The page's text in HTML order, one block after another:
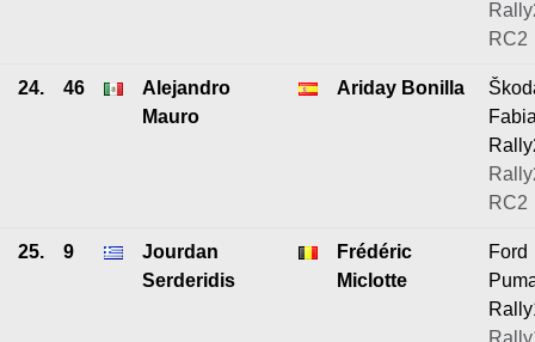
RC2
24. 46
Alejandro
Mauro
Ariday Bonilla
RC2
25. 9
Jourdan
Serderidis
Frédéric
Miclotte
Ford